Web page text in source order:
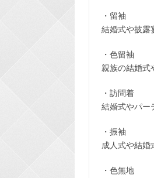
・留袖
結婚式や披露
・色留袖
親族の結婚式
・訪問着
結婚式やパー
・振袖
成人式や結婚
・色無地